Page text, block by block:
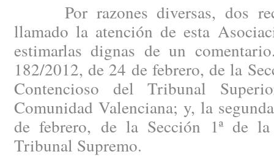
Por razones diversas, dos
llamado la atención de esta
estimarlas dignas de un
182/2012, de 24 de febrero, de la
Contencioso del Tribunal
Comunidad Valenciana; y, la
de febrero, de la Sección 1ª de
Tribunal Supremo.